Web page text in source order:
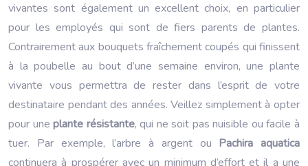
vivantes sont également un excellent choix, en particulier
pour les employés qui sont de fiers parents de plantes.
Contrairement aux bouquets fraîchement coupés qui finissent
à la poubelle au bout d’une semaine environ, une plante
vivante vous permettra de rester dans l’esprit de votre
destinataire pendant des années. Veillez simplement à opter
pour une plante résistante, qui ne soit pas nuisible ou facile à
tuer. Par exemple, l’arbre à argent ou Pachira aquatica
continuera à prospérer avec un minimum d’effort et il a une